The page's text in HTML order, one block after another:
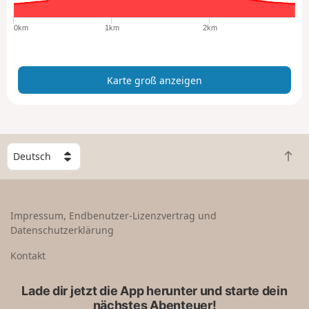
ß
z
i
n
0km 1km 2km
Karte groß anzeigen
W
ä
h
e
n
Z
u
Impressum, Endbenutzer-Lizenzvertrag und
Datenschutzerklärung
Kontakt
Lade dir jetzt die App herunter und starte dein
nächstes Abenteuer!